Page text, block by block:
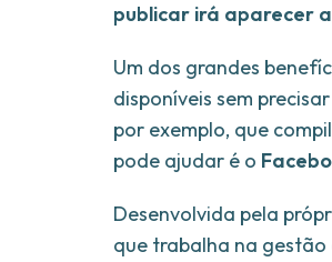
publicar irá aparecer
Um dos grandes
disponíveis sem
por exemplo, que
pode ajudar é o
Desenvolvida pela
que trabalha na gestão